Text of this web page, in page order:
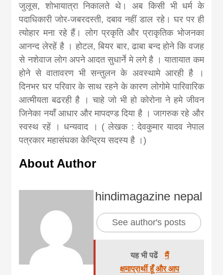
जुलूस, शोभायात्रा निकालते थे। अब किसी भी धर्म के
पदाधिकारी जोर-जबरदस्ती, दबाव नहीं डाल रहे। घर पर ही
त्योहार मना रहे हैं। लोग प्रकृति और प्राकृतिक भोजनका
आनन्द लेरहें है । होटल, बियर बार, ढाबा बन्द होने कि वजह
से नशेवाज लोग अपने आदत सुधार्ने मे लगे है । यातायात कम
होने से वातावरण भी सन्तुलन के अवस्थामे आरही है ।
दिनभर घर परिवार के साथ रहने के कारण लोगोमे पारिवारिक
आत्मीयता बढरही है । चाहे जो भी हो कोरोना ने हमे जीवन
जिनेका नयाँ आधार और मापदण्ड दिया है । जागरुक रहे और
स्वस्थ रहें । धन्यवाद । ( लेखक : देवकुमार यादव नेपाल
पत्रकार महासंघका केन्द्रिय सदस्य है ।)
About Author
hindimagazine nepal
See author's posts
यह भी पढें
मैं
क्षमाप्रार्थी हूँ और आप